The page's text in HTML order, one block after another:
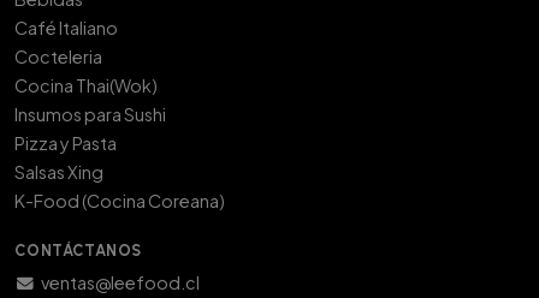
Café Italiano
Cocteleria
Cocina Thai(Wok)
Insumos para Sushi
Pizza y Pasta
Salsas Xing
K-Food (Cocina Coreana)
CONTÁCTANOS
ventas@leefood.cl